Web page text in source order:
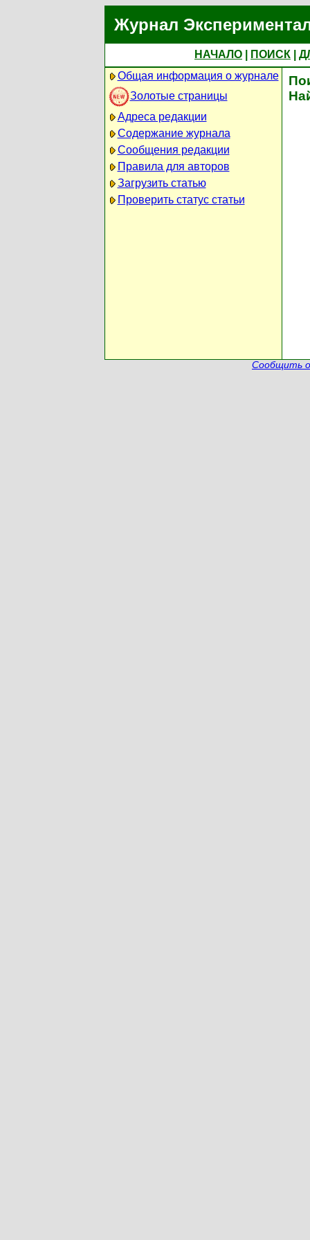
Журнал
НАЧАЛО ПОИСК
Общая информация о журнале
Золотые страницы
Адреса редакции
Содержание журнала
Сообщения редакции
Правила для авторов
Загрузить статью
Проверить статус статьи
Сообщить о